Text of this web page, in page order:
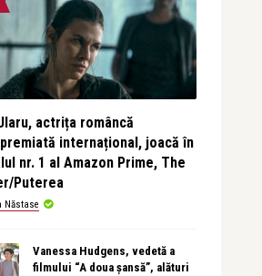
actrița româncă
internațional, joacă în
nr. 1 al Amazon Prime, The
Puterea
Năstase
Vanessa Hudgens, vedetă a
filmului “A doua șansă”, alături